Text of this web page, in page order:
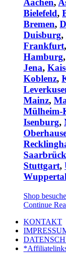
Aachen,
Bielefeld,
Bremen,
Duisburg,
Frankfurt,
Hamburg,
Jena,
Koblenz,
Mainz,
Mülheim-
Isenburg,
Stuttgart,
Shop
Continue
KONTAKT